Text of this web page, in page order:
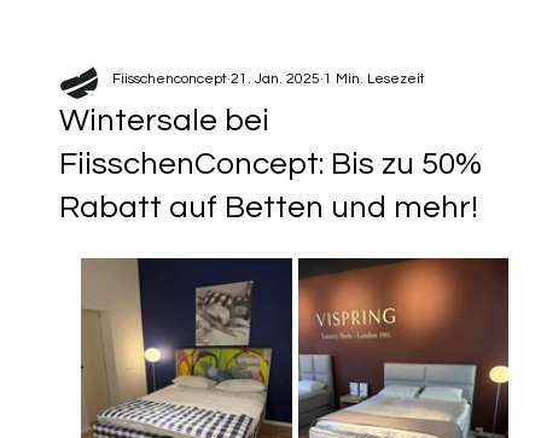
Wintersale bei
FiisschenConcept: Bis zu 50%
Rabatt auf Betten und mehr!
Fiisschenconcept 21. Jan. 2025 1 Min. Lesezeit